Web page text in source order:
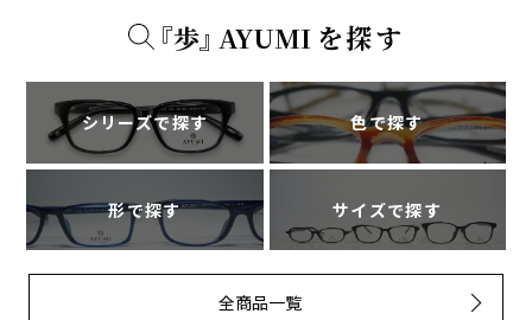
『歩』 AYUMI を探す
シリーズで探す 色で探す
形で探す サイズで探す
全商品一覧